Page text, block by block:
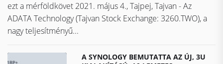
ezt a mérföldkövet ​​​​​​​2021. május 4., Tajpej, Tajvan - Az
ADATA Technology (Tajvan Stock Exchange: 3260.TWO), a
nagy teljesítményű...
A SYNOLOGY BEMUTATTA AZ ÚJ, 3U